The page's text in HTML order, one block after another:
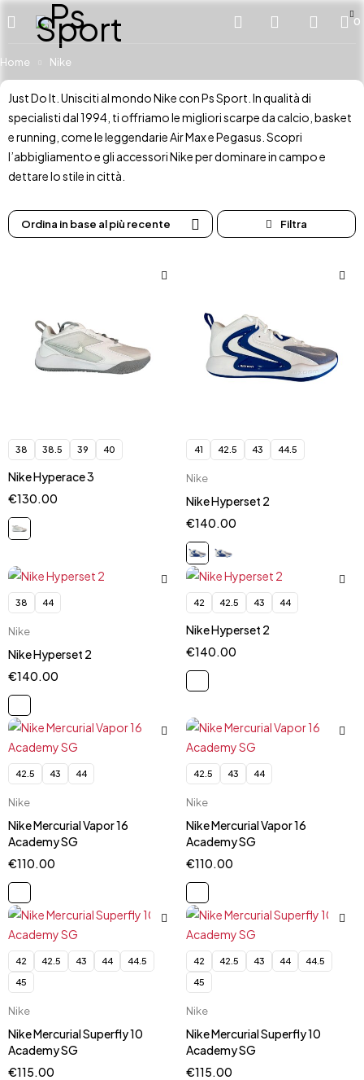
0
Home Nike
Just Do It. Unisciti al mondo Nike con Ps Sport. In qualità di
specialisti dal 1994, ti offriamo le migliori scarpe da calcio, basket
e running, come le leggendarie Air Max e Pegasus. Scopri
l’abbigliamento e gli accessori Nike per dominare in campo e
dettare lo stile in città.
Ordina in base al più recente
38 38.5 39 40
Nike Hyperace 3
€130.00
41 42.5 43 44.5
Nike
Nike Hyperset 2
€140.00
38 44
Nike
Nike Hyperset 2
€140.00
42 42.5 43 44
Nike Hyperset 2
€140.00
42.5 43 44
Nike
Nike Mercurial Vapor 16
Academy SG
€110.00
42.5 43 44
Nike
Nike Mercurial Vapor 16
Academy SG
€110.00
42 42.5 43 44
44.5
45
Nike
Nike Mercurial Superfly 10
Academy SG
€115.00
42 42.5 43 44
44.5
45
Nike
Nike Mercurial Superfly 10
Academy SG
€115.00